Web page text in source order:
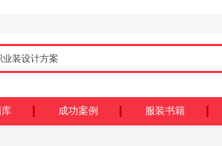
成功案例 服装书籍